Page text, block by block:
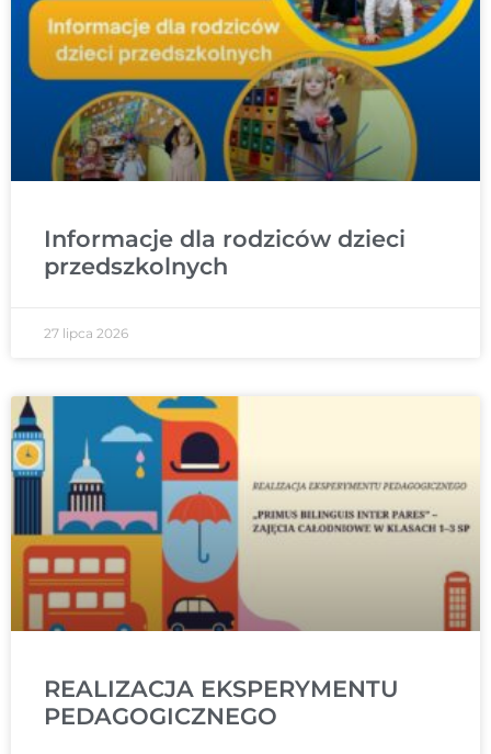
Informacje dla rodziców dzieci
przedszkolnych
27 lipca 2026
REALIZACJA EKSPERYMENTU
PEDAGOGICZNEGO